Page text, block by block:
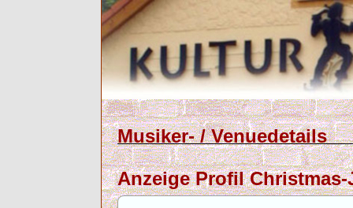
Musiker- / Venuedetails
Anzeige Profil